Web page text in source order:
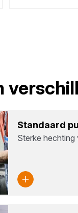
Stan­daard
Sterke